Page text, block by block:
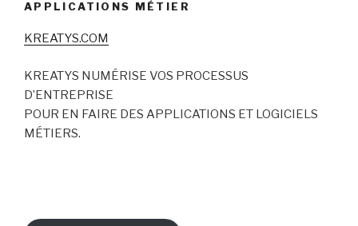
APPLICATIONS MÉTIER
KREATYS.COM
KREATYS NUMÉRISE VOS PROCESSUS
D’ENTREPRISE
POUR EN FAIRE DES APPLICATIONS ET LOGICIELS
MÉTIERS.